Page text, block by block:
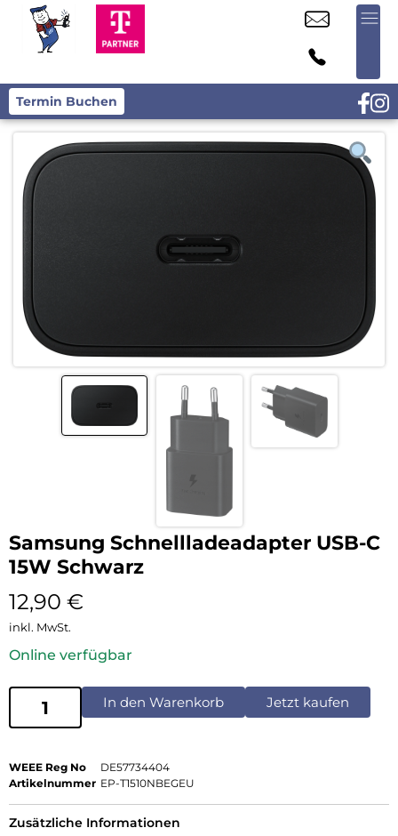
Termin Buchen
Samsung Schnellladeadapter USB-C
15W Schwarz
12,90 €
inkl. MwSt.
Online verfügbar
In den Warenkorb Jetzt kaufen
WEEE Reg No
DE57734404
Artikelnummer EP-T1510NBEGEU
Zusätzliche Informationen